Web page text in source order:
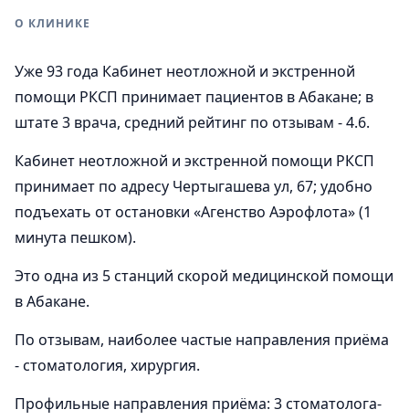
О КЛИНИКЕ
Уже 93 года Кабинет неотложной и экстренной
помощи РКСП принимает пациентов в Абакане; в
штате 3 врача, средний рейтинг по отзывам - 4.6.
Кабинет неотложной и экстренной помощи РКСП
принимает по адресу Чертыгашева ул, 67; удобно
подъехать от остановки «Агенство Аэрофлота» (1
минута пешком).
Это одна из 5 станций скорой медицинской помощи
в Абакане.
По отзывам, наиболее частые направления приёма
- стоматология, хирургия.
Профильные направления приёма: 3 стоматолога-